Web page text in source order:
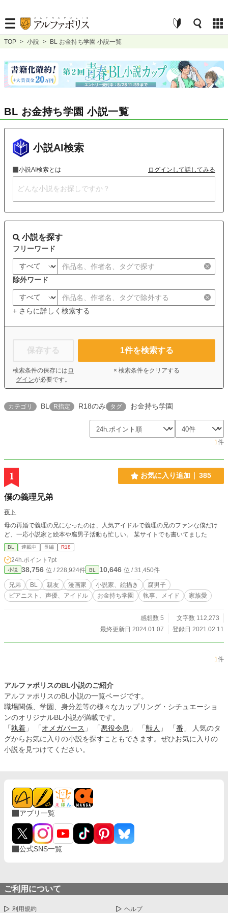
TOP > 小説 > BL お金持ち学園 小説一覧
BL お金持ち学園 小説一覧
小説AI検索
小説AI検索とは ログインして話してみる
小説を探す
フリーワード
除外ワード
+ さらに詳しく検索する
保存する
検索条件の保存には ロ
グインが必要です。
1件を検索する
× 検索条件をクリアする
カテゴリ BL R指定 R18のみ タグ お金持ち学園
1件
1 お気に入り追加 385
僕の義理兄弟
夜ト
母の再婚で義理の兄になったのは、人気アイドルで義理の兄のファンな僕だけ
ど、一応小説家と絵本や腐男子活動も忙しい。 某サイトでも書いてました
BL 連載中 長編 R18
24h.ポイント 7pt
小説 38,756 位 / 228,924件 BL 10,646 位 / 31,450件
兄弟 BL 親友 漫画家 小説家、絵描き
腐男子
ピアニスト、声優、アイドル
お金持ち学園 執事、メイド 家族愛
感想数 5
文字数 112,273
最終更新日 2024.01.07
登録日 2021.02.11
1件
アルファポリスのBL小説のご紹介
アルファポリスのBL小説の一覧ページです。
職場関係、学園、身分差等の様々なカップリング・シチュエーショ
ンのオリジナルBL小説が満載です。
「 執着 」 「 オメガバース 」 「 悪役令息 」 「 獣人 」 「 番 」 人気のタ
グからお気に入りの小説を探すこともできます。ぜひお気に入りの
小説を見つけてください。
アプリ一覧
公式SNS一覧
ご利用について
利用規約 ヘルプ